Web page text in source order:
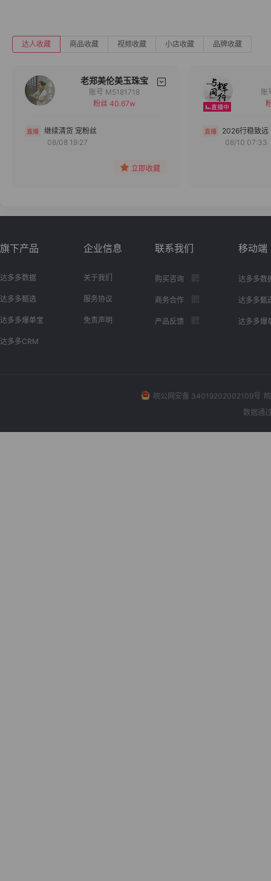
达人收藏 商品收藏 视频收藏 小店收藏 品牌收藏
老郑美伦美玉珠宝
备注
账号 M5181718
粉丝 40.67w
继续清货 宠粉丝
08/08 19:27
立即收藏
2026行稳致远
08/10 07:33
旗下产品
达多多数据
达多多甄选
达多多爆单宝
达多多CRM
企业信息
关于我们
服务协议
免责声明
联系我们
购买咨询
商务合作
产品反馈
移动端
达多多数
达多多甄
达多多爆
皖公网安备 34019202002109号
数据通